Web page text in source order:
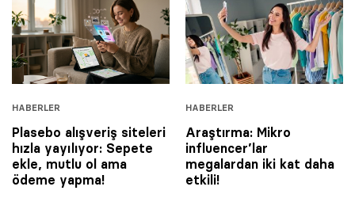
HABERLER
Plasebo alışveriş siteleri
hızla yayılıyor: Sepete
ekle, mutlu ol ama
ödeme yapma!
HABERLER
Araştırma: Mikro
influencer’lar
megalardan iki kat daha
etkili!